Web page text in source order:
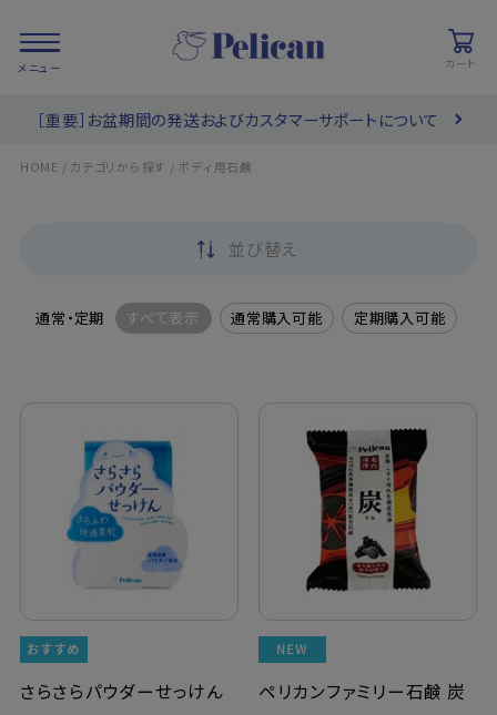
カート
PRODUCTS/ 商品を探す
定期購入
お問い合わせ
ペリカン石鹸について
［重要］お盆期間の発送およびカスタマーサポートについて
HOME / カテゴリから探す / ボディ用石鹸
並び替え
通常・定期 すべて表示 通常購入可能 定期購入可能
さらさらパウダーせっけん
ペリカンファミリー石鹸 炭